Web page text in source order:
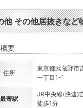
他 その他居抜きな
要
住所
東京都武蔵野市
一丁目1-1
最寄駅
JR中央線(快速)
徒歩1分